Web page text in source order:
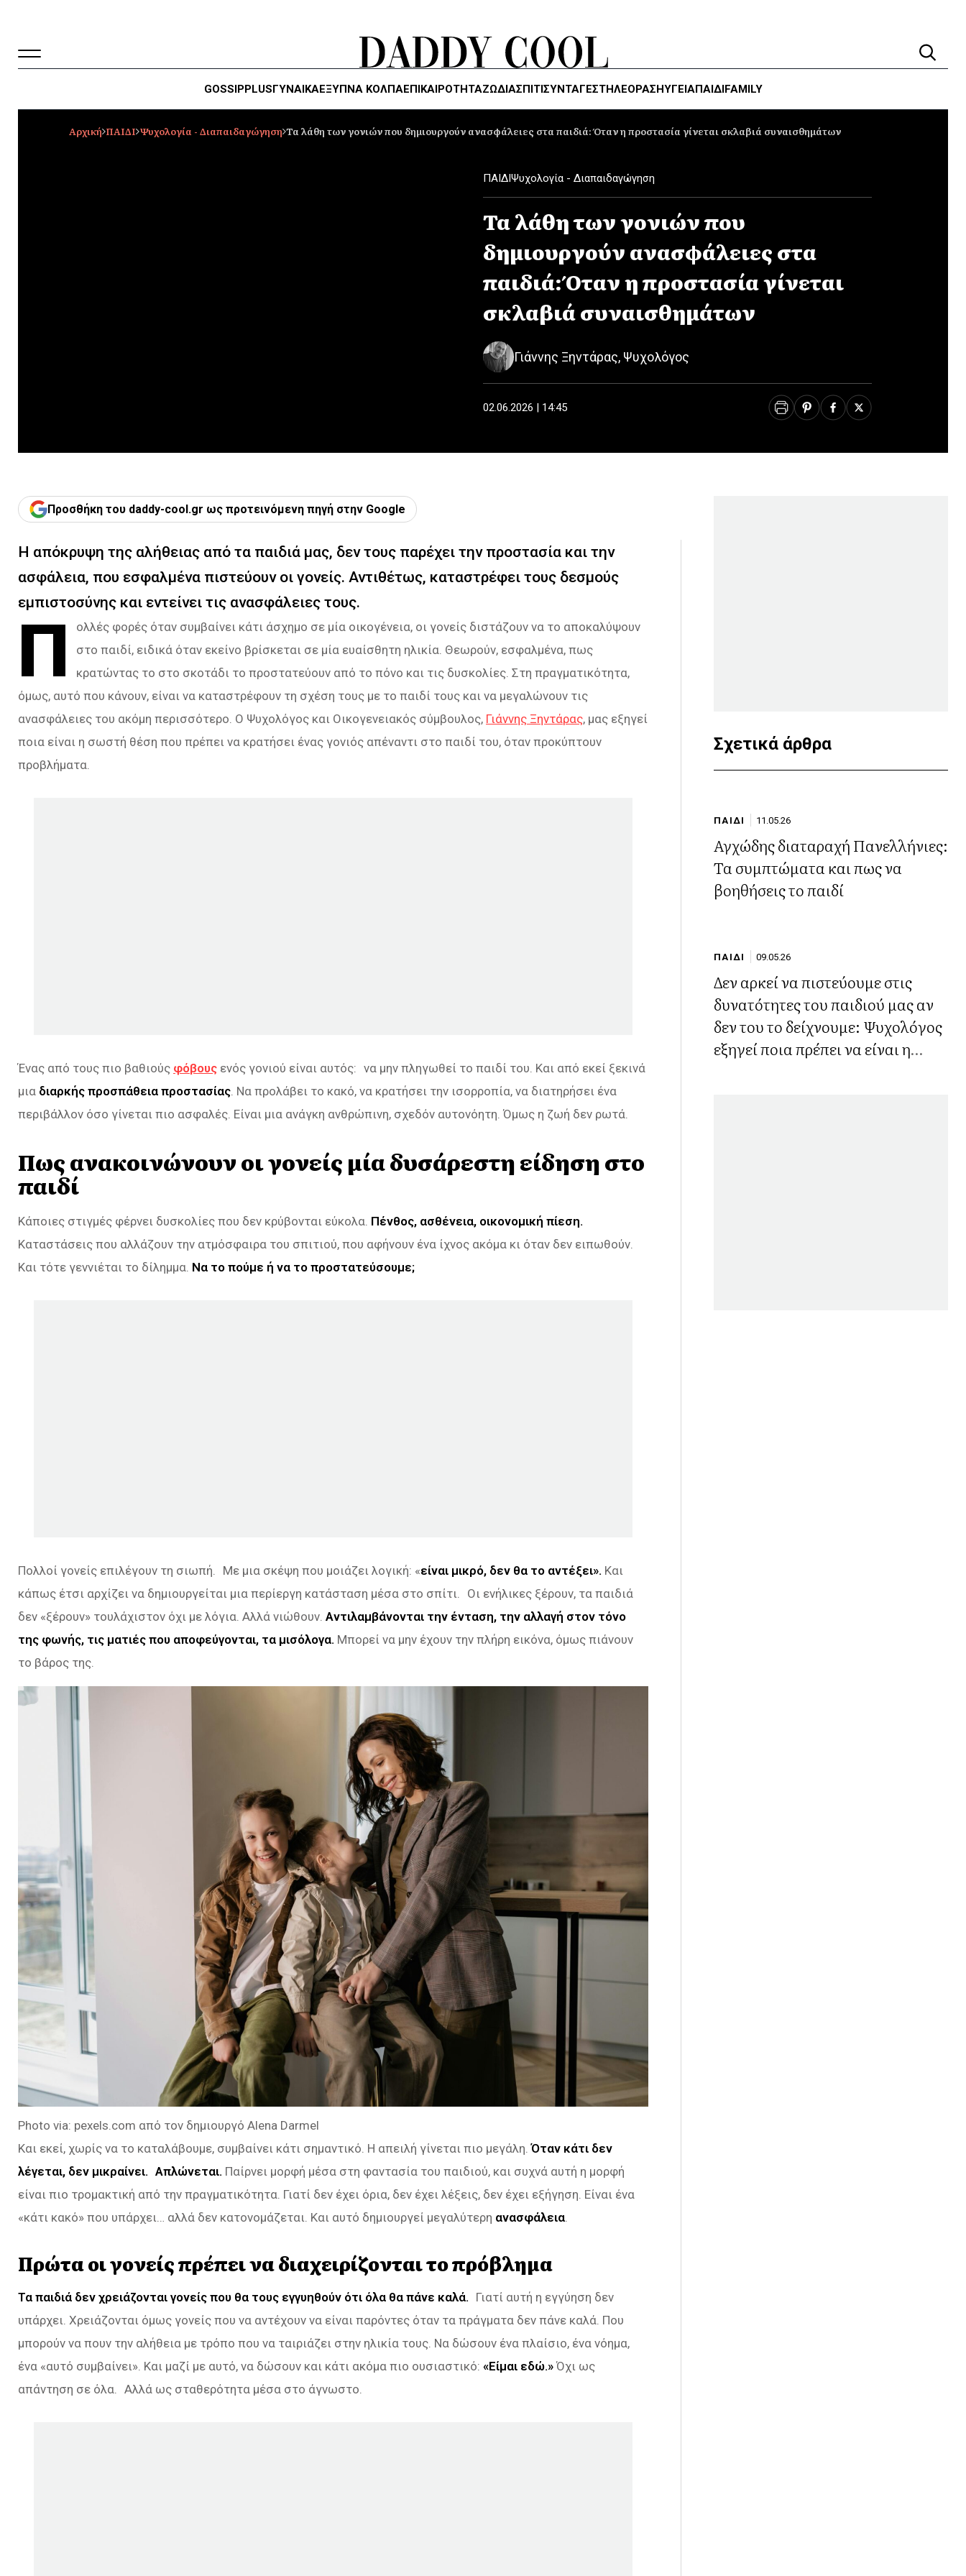
GOSSIPPLUSΓΥΝΑΙΚΑΈΞΥΠΝΑ ΚΌΛΠΑΕΠΙΚΑΙΡΟΤΗΤΑΖΏΔΙΑΣΠΙΤΙΣΥΝΤΑΓΕΣΤΗΛΕΌΡΑΣΗΥΓΕΊΑΠΑΙΔΙFAMILY
Αρχική ΠΑΙΔΙ Ψυχολογία - Διαπαιδαγώγηση Τα λάθη των γονιών που δημιουργούν ανασφάλειες στα παιδιά: Όταν η προστασία γίνεται σκλαβιά συναισθημάτων
ΠΑΙΔΙΨυχολογία - Διαπαιδαγώγηση
Τα λάθη των γονιών που
δημιουργούν ανασφάλειες στα
παιδιά: Όταν η προστασία γίνεται
σκλαβιά συναισθημάτων
Γιάννης Ξηντάρας, Ψυχολόγος
02.06.2026 | 14:45
Προσθήκη του daddy-cool.gr ως προτεινόμενη πηγή στην Google
Η απόκρυψη της αλήθειας από τα παιδιά μας, δεν τους παρέχει την προστασία και την
ασφάλεια, που εσφαλμένα πιστεύουν οι γονείς. Αντιθέτως, καταστρέφει τους δεσμούς
εμπιστοσύνης και εντείνει τις ανασφάλειες τους.
Π
ολλές φορές όταν συμβαίνει κάτι άσχημο σε μία οικογένεια, οι γονείς διστάζουν να το αποκαλύψουν
στο παιδί, ειδικά όταν εκείνο βρίσκεται σε μία ευαίσθητη ηλικία. Θεωρούν, εσφαλμένα, πως
κρατώντας το στο σκοτάδι το προστατεύουν από το πόνο και τις δυσκολίες. Στη πραγματικότητα,
όμως, αυτό που κάνουν, είναι να καταστρέφουν τη σχέση τους με το παιδί τους και να μεγαλώνουν τις
ανασφάλειες του ακόμη περισσότερο. Ο Ψυχολόγος και Οικογενειακός σύμβουλος, Γιάννης Ξηντάρας, μας εξηγεί
ποια είναι η σωστή θέση που πρέπει να κρατήσει ένας γονιός απέναντι στο παιδί του, όταν προκύπτουν
προβλήματα.
Ένας από τους πιο βαθιούς φόβους ενός γονιού είναι αυτός: να μην πληγωθεί το παιδί του. Και από εκεί ξεκινά
μια διαρκής προσπάθεια προστασίας. Να προλάβει το κακό, να κρατήσει την ισορροπία, να διατηρήσει ένα
περιβάλλον όσο γίνεται πιο ασφαλές. Είναι μια ανάγκη ανθρώπινη, σχεδόν αυτονόητη. Όμως η ζωή δεν ρωτά.
Πως ανακοινώνουν οι γονείς μία δυσάρεστη είδηση στο
παιδί
Κάποιες στιγμές φέρνει δυσκολίες που δεν κρύβονται εύκολα. Πένθος, ασθένεια, οικονομική πίεση.
Καταστάσεις που αλλάζουν την ατμόσφαιρα του σπιτιού, που αφήνουν ένα ίχνος ακόμα κι όταν δεν ειπωθούν.
Και τότε γεννιέται το δίλημμα. Να το πούμε ή να το προστατεύσουμε;
Πολλοί γονείς επιλέγουν τη σιωπή. Με μια σκέψη που μοιάζει λογική: «είναι μικρό, δεν θα το αντέξει». Και
κάπως έτσι αρχίζει να δημιουργείται μια περίεργη κατάσταση μέσα στο σπίτι. Οι ενήλικες ξέρουν, τα παιδιά
δεν «ξέρουν» τουλάχιστον όχι με λόγια. Αλλά νιώθουν. Αντιλαμβάνονται την ένταση, την αλλαγή στον τόνο
της φωνής, τις ματιές που αποφεύγονται, τα μισόλογα. Μπορεί να μην έχουν την πλήρη εικόνα, όμως πιάνουν
το βάρος της.
Photo via: pexels.com από τον δημιουργό Alena Darmel
Και εκεί, χωρίς να το καταλάβουμε, συμβαίνει κάτι σημαντικό. Η απειλή γίνεται πιο μεγάλη.Όταν κάτι δεν
λέγεται, δεν μικραίνει. Απλώνεται. Παίρνει μορφή μέσα στη φαντασία του παιδιού, και συχνά αυτή η μορφή
είναι πιο τρομακτική από την πραγματικότητα. Γιατί δεν έχει όρια, δεν έχει λέξεις, δεν έχει εξήγηση. Είναι ένα
«κάτι κακό» που υπάρχει… αλλά δεν κατονομάζεται. Και αυτό δημιουργεί μεγαλύτερη ανασφάλεια
Πρώτα οι γονείς πρέπει να διαχειρίζονται το πρόβλημα
Τα παιδιά δεν χρειάζονται γονείς που θα τους εγγυηθούν ότι όλα θα πάνε καλά. Γιατί αυτή η εγγύηση δεν
υπάρχει. Χρειάζονται όμως γονείς που να αντέχουν να είναι παρόντες όταν τα πράγματα δεν πάνε καλά. Που
μπορούν να πουν την αλήθεια με τρόπο που να ταιριάζει στην ηλικία τους. Να δώσουν ένα πλαίσιο, ένα νόημα,
ένα «αυτό συμβαίνει». Και μαζί με αυτό, να δώσουν και κάτι ακόμα πιο ουσιαστικό: «Είμαι εδώ.» Όχι ως
απάντηση σε όλα. Αλλά ως σταθερότητα μέσα στο άγνωστο.
Σχετικά άρθρα
ΠΑΙΔΙ 11.05.26
Αγχώδης διαταραχή Πανελλήνιες:
Τα συμπτώματα και πως να
βοηθήσεις το παιδί
ΠΑΙΔΙ 09.05.26
Δεν αρκεί να πιστεύουμε στις
δυνατότητες του παιδιού μας αν
δεν του το δείχνουμε: Ψυχολόγος
εξηγεί ποια πρέπει να είναι η